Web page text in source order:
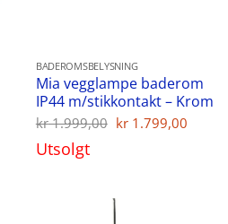
Nåværende
BADEROMSBELYSNING
Mia vegglampe baderom
IP44 m/stikkontakt – Krom
kr1.999,00 Opprinnelig
kr 1.799,00
Utsolgt